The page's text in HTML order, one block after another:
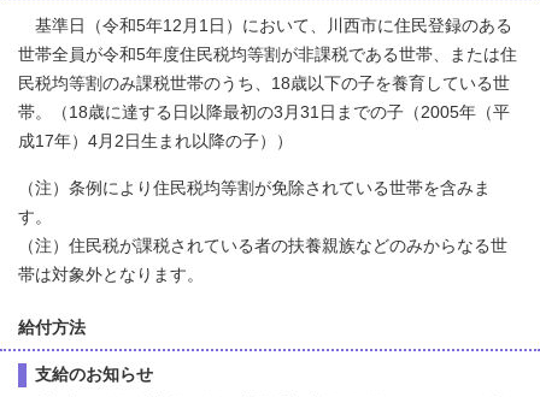
基準日（令和5年12月1日）において、川西市に住民登録のある
世帯全員が令和5年度住民税均等割が非課税である世帯、または住
民税均等割のみ課税世帯のうち、18歳以下の子を養育している世
帯。（18歳に達する日以降最初の3月31日までの子（2005年（平
成17年）4月2日生まれ以降の子））
（注）条例により住民税均等割が免除されている世帯を含みま
す。
（注）住民税が課税されている者の扶養親族などのみからなる世
帯は対象外となります。
給付方法
支給のお知らせ